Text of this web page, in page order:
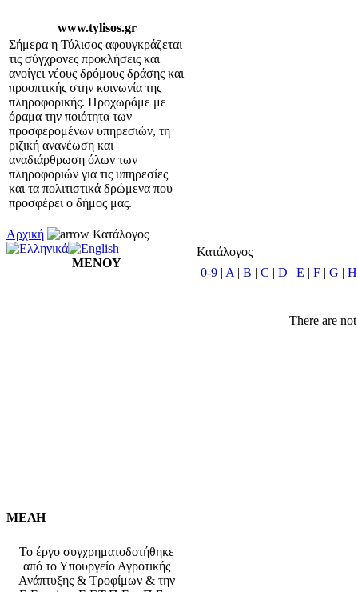
www.tylisos.gr
Σήμερα η Τύλισος αφουγκράζεται
τις σύγχρονες προκλήσεις και
ανοίγει νέους δρόμους δράσης και
προοπτικής στην κοινωνία της
πληροφορικής. Προχωράμε με
όραμα την ποιότητα των
προσφερομένων υπηρεσιών, τη
ριζική ανανέωση και
αναδιάρθρωση όλων των
πληροφοριών για τις υπηρεσίες
και τα πολιτιστικά δρώμενα που
προσφέρει ο δήμος μας.
Αρχική Κατάλογος
ΜΕΝΟΥ
ΜΕΛΗ
Το έργο συγχρηματοδοτήθηκε
από το Υπουργείο Αγροτικής
Ανάπτυξης & Τροφίμων & την
Κατάλογος
0-9 | A | B | C | D | E | F | G | H
There are